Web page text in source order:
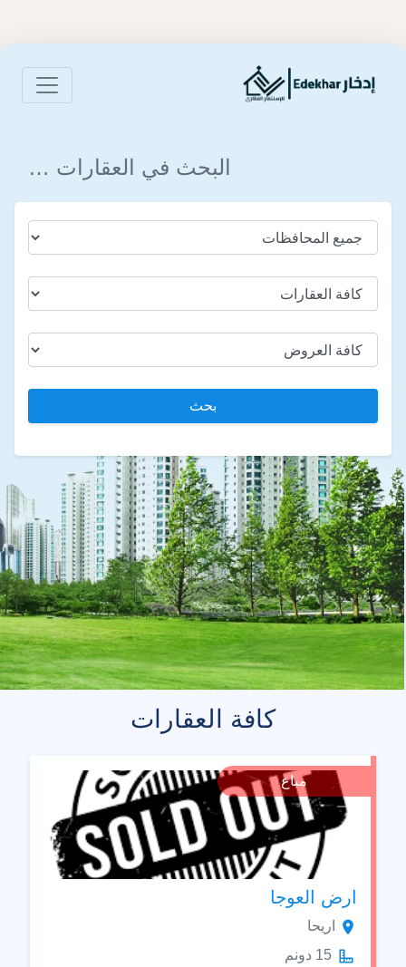
البحث في العقارات …
بحث
كافة العقارات
مباع
ارض العوجا
اريحا
15 دونم